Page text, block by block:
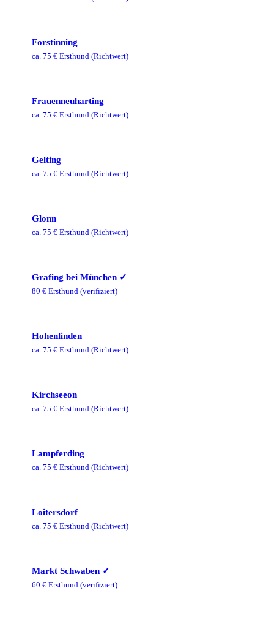
Forstinning
ca. 75 € Ersthund (Richtwert)
Frauenneuharting
ca. 75 € Ersthund (Richtwert)
Gelting
ca. 75 € Ersthund (Richtwert)
Glonn
ca. 75 € Ersthund (Richtwert)
Grafing bei München ✓
80 € Ersthund (verifiziert)
Hohenlinden
ca. 75 € Ersthund (Richtwert)
Kirchseeon
ca. 75 € Ersthund (Richtwert)
Lampferding
ca. 75 € Ersthund (Richtwert)
Loitersdorf
ca. 75 € Ersthund (Richtwert)
Markt Schwaben ✓
60 € Ersthund (verifiziert)